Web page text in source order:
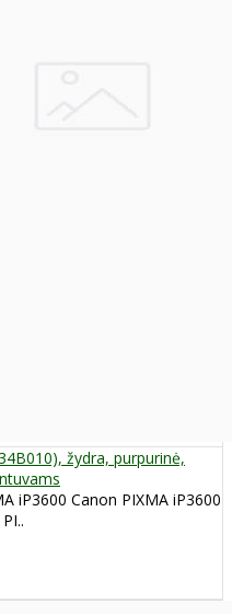
žydra, purpurinė,
iP3600 Canon PIXMA iP3600